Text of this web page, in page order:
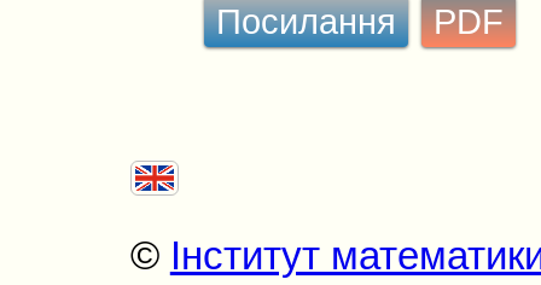
Посилання PDF
© Інститут